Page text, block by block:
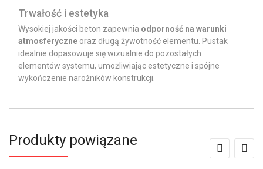
Trwałość i estetyka
Wysokiej jakości beton zapewnia odporność na warunki
atmosferyczne oraz długą żywotność elementu. Pustak
idealnie dopasowuje się wizualnie do pozostałych
elementów systemu, umożliwiając estetyczne i spójne
wykończenie narożników konstrukcji.
Produkty powiązane